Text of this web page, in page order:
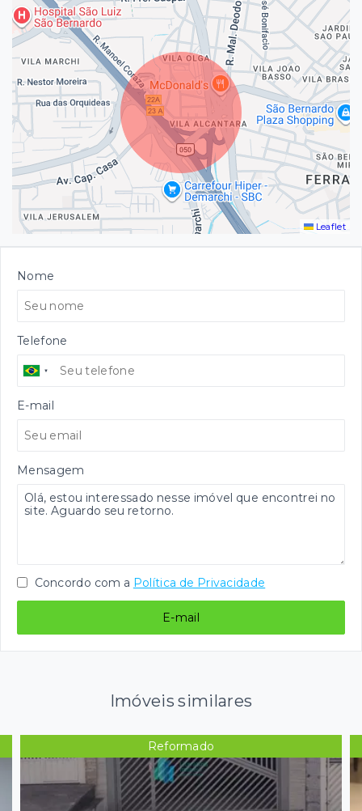
Leaflet
Nome
Telefone
E-mail
Mensagem
Concordo com a Política de Privacidade
E-mail
Imóveis similares
Reformado